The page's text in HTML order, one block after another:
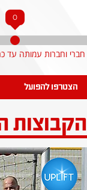
0
הצטרפו להפועל
הקבוצות